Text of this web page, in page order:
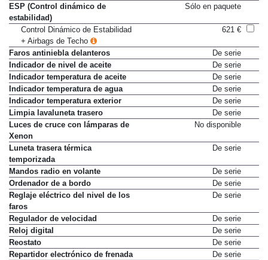
ESP (Control dinámico de
estabilidad)
Sólo en paquete
Control Dinámico de Estabilidad
+ Airbags de Techo
621 €
Faros antiniebla delanteros
De serie
Indicador de nivel de aceite
De serie
Indicador temperatura de aceite
De serie
Indicador temperatura de agua
De serie
Indicador temperatura exterior
De serie
Limpia lavaluneta trasero
De serie
Luces de cruce con lámparas de
Xenon
No disponible
Luneta trasera térmica
temporizada
De serie
Mandos radio en volante
De serie
Ordenador de a bordo
De serie
Reglaje eléctrico del nivel de los
faros
De serie
Regulador de velocidad
De serie
Reloj digital
De serie
Reostato
De serie
Repartidor electrónico de frenada
De serie